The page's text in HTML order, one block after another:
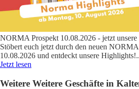
NORMA Prospekt 10.08.2026 - jetzt
Stöbert euch jetzt durch den neuen
10.08.2026 und entdeckt unsere Highlights!
Jetzt lesen
Weitere Weitere Geschäfte in